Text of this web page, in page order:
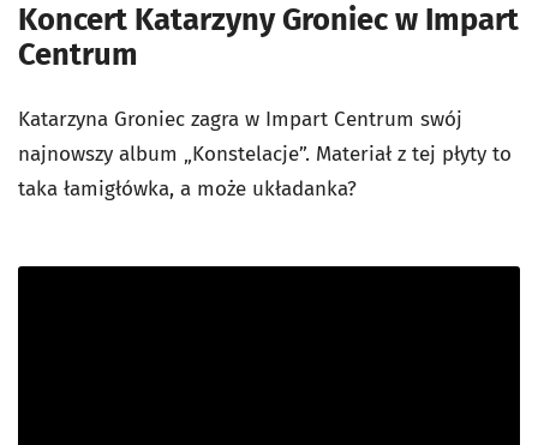
Koncert Katarzyny Groniec w Impart
Centrum
Katarzyna Groniec zagra w Impart Centrum swój
najnowszy album „Konstelacje”. Materiał z tej płyty to
taka łamigłówka, a może układanka?